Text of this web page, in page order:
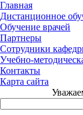
Главная
Дистанционное
Обучение врачей
Партнеры
Сотрудники
Учебно-
Контакты
Карта сайта